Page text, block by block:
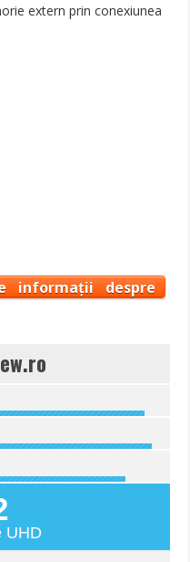
extern prin conexiunea
informații despre
UHD